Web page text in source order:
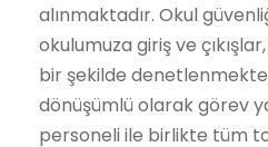
alınmaktadır. Okul
okulumuza giriş ve
bir şekilde
dönüşümlü olarak görev
personeli ile birlikte tüm